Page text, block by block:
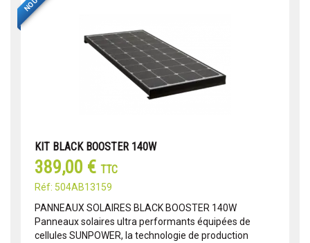
KIT BLACK BOOSTER 140W
389,00 € TTC
Réf: 504AB13159
PANNEAUX SOLAIRES BLACK BOOSTER 140W
Panneaux solaires ultra performants équipées de
cellules SUNPOWER, la technologie de production